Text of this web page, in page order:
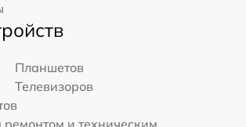
Планшетов
Телевизоров